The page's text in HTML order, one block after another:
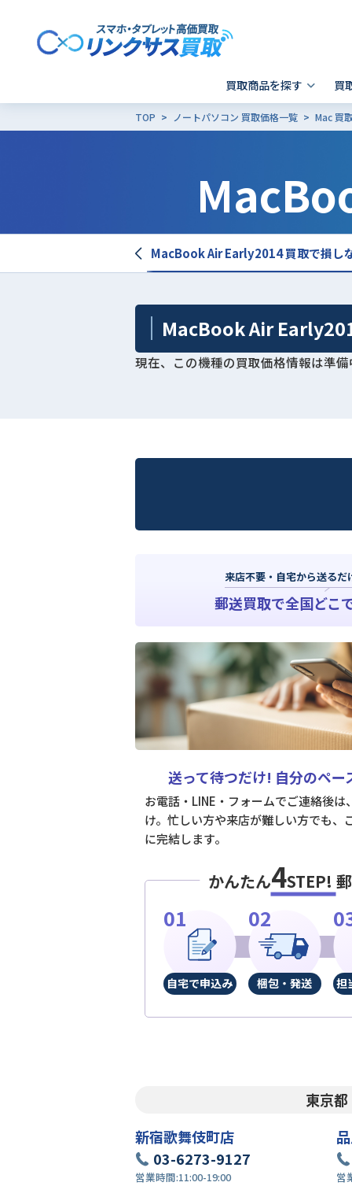
買取商品を探す
- Pixel
- AQUOS
その他ブランド
-
-
そ
買
- 品川 ウィング高輪店
TOP ノートパソコン 買取価格一覧 Mac 買
MacBook Air Early2014 買取で損し
MacBook Air
現在、この機種の買取価格情報は準
来店不要・自宅から送るだ
郵送買取で全国どこ
送って待つだけ! 自分のペー
お電話・LINE・フォームでご連絡後
け。忙しい方や来店が難しい方でも、
に完結します。
かんたん4STEP!
自宅で申込み 梱包・発送 担
東京都
新宿歌舞伎町店
03-6273-9127
営業時間:11:00-19:00 営